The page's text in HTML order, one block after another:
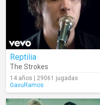
Reptilia
The Strokes
14 años | 29061 jugadas
GavuRamos